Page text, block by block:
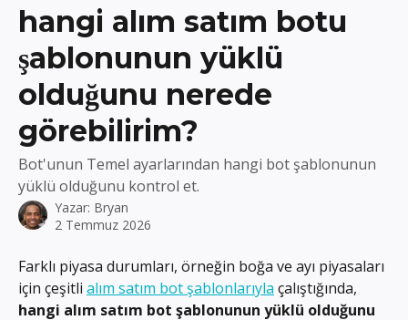
hangi alım satım botu
şablonunun yüklü
olduğunu nerede
görebilirim?
Bot'unun Temel ayarlarından hangi bot şablonunun
yüklü olduğunu kontrol et.
Yazar: Bryan
2 Temmuz 2026
Farklı piyasa durumları, örneğin boğa ve ayı piyasaları
için çeşitli alım satım bot şablonlarıyla çalıştığında,
hangi alım satım bot şablonunun yüklü olduğunu